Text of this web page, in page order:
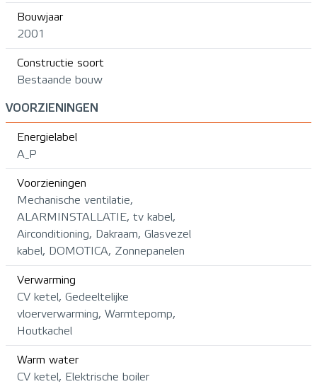
Bouwjaar
2001
Constructie soort
Bestaande bouw
VOORZIENINGEN
Energielabel
A_P
Voorzieningen
Mechanische ventilatie,
ALARMINSTALLATIE, tv kabel,
Airconditioning, Dakraam, Glasvezel
kabel, DOMOTICA, Zonnepanelen
Verwarming
CV ketel, Gedeeltelijke
vloerverwarming, Warmtepomp,
Houtkachel
Warm water
CV ketel, Elektrische boiler